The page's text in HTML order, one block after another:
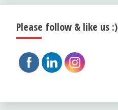
Please follow & like us :)